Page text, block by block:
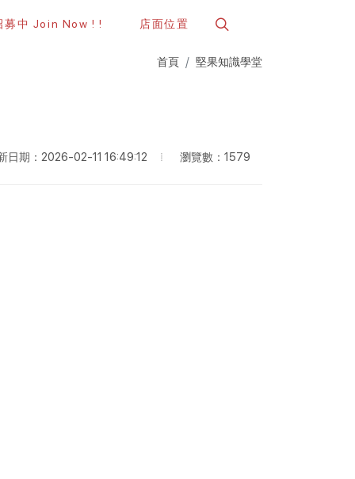
募中 Join Now ! ! 店面位置
首頁 堅果知識學堂
日期：2026-02-11 16:49:12 瀏覽數：1579